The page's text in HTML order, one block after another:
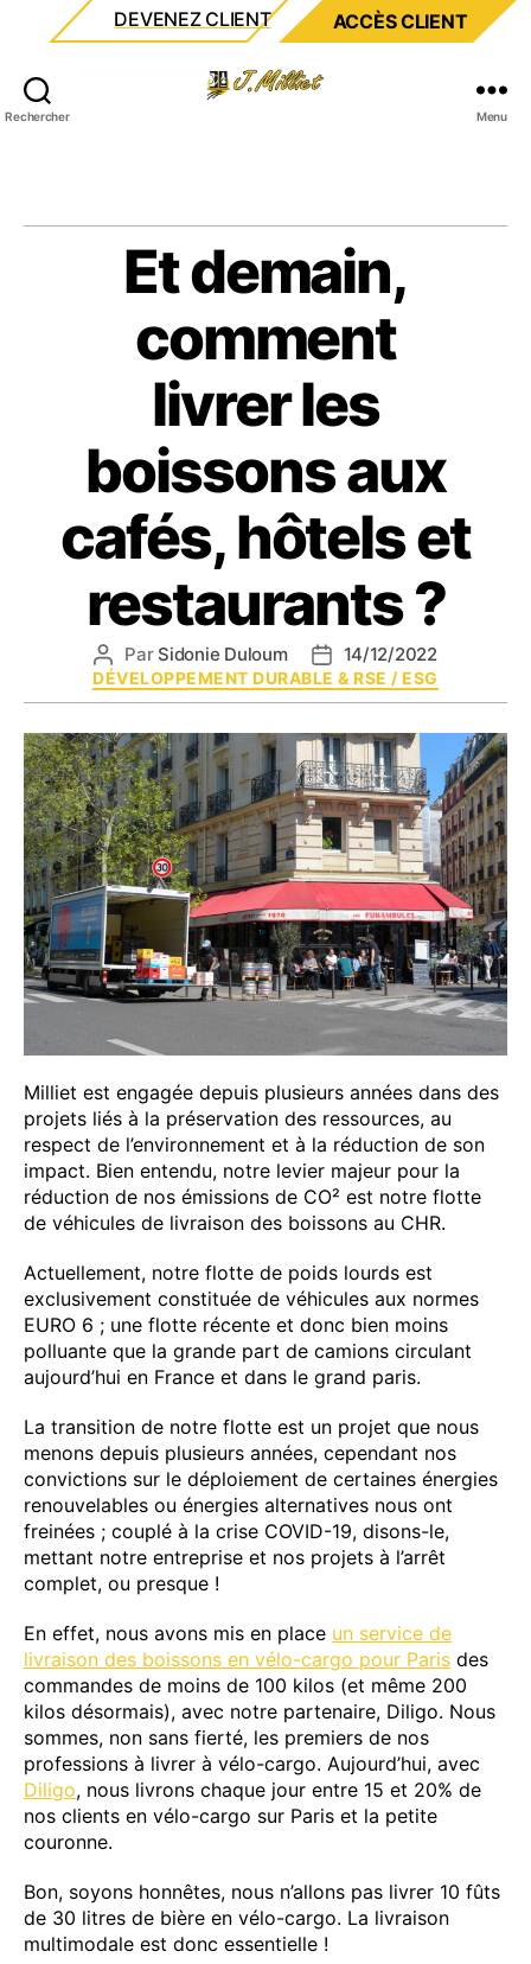
DEVENEZ CLIENT ACCÈS CLIENT
Rechercher Menu
Et demain,
comment
livrer les
boissons aux
cafés, hôtels et
restaurants ?
Auteur
de
l’article
Par Sidonie Duloum
Date
de
l’article
14/12/2022
Catégories
DÉVELOPPEMENT DURABLE & RSE / ESG
Milliet est engagée depuis plusieurs années dans des
projets liés à la préservation des ressources, au
respect de l’environnement et à la réduction de son
impact. Bien entendu, notre levier majeur pour la
réduction de nos émissions de CO² est notre flotte
de véhicules de livraison des boissons au CHR.
Actuellement, notre flotte de poids lourds est
exclusivement constituée de véhicules aux normes
EURO 6 ; une flotte récente et donc bien moins
polluante que la grande part de camions circulant
aujourd’hui en France et dans le grand paris.
La transition de notre flotte est un projet que nous
menons depuis plusieurs années, cependant nos
convictions sur le déploiement de certaines énergies
renouvelables ou énergies alternatives nous ont
freinées ; couplé à la crise COVID-19, disons-le,
mettant notre entreprise et nos projets à l’arrêt
complet, ou presque !
En effet, nous avons mis en place un service de
livraison des boissons en vélo-cargo pour Paris des
commandes de moins de 100 kilos (et même 200
kilos désormais), avec notre partenaire, Diligo. Nous
sommes, non sans fierté, les premiers de nos
professions à livrer à vélo-cargo. Aujourd’hui, avec
Diligo, nous livrons chaque jour entre 15 et 20% de
nos clients en vélo-cargo sur Paris et la petite
couronne.
Bon, soyons honnêtes, nous n’allons pas livrer 10 fûts
de 30 litres de bière en vélo-cargo. La livraison
multimodale est donc essentielle !